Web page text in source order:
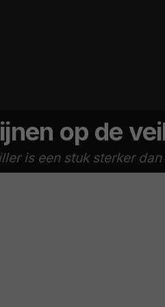
op de
is een stuk sterker